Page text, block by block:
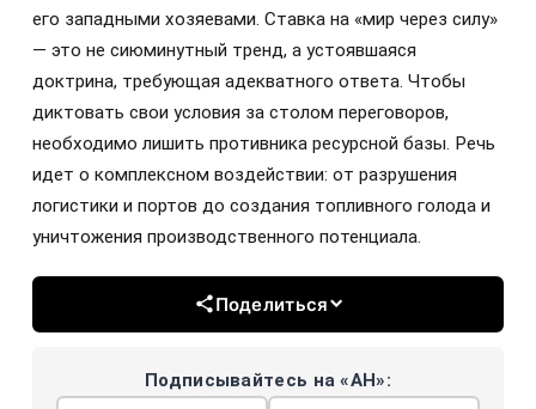
его западными хозяевами. Ставка на «мир через силу»
— это не сиюминутный тренд, а устоявшаяся
доктрина, требующая адекватного ответа. Чтобы
диктовать свои условия за столом переговоров,
необходимо лишить противника ресурсной базы. Речь
идет о комплексном воздействии: от разрушения
логистики и портов до создания топливного голода и
уничтожения производственного потенциала.
Поделиться
Подписывайтесь на «АН»: